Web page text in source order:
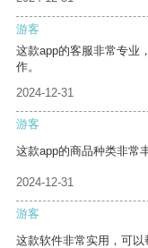
游客
这款app的客服非常专业
作。
2024-12-31
游客
这款app的商品种类非常
2024-12-31
游客
这款软件非常实用，可以